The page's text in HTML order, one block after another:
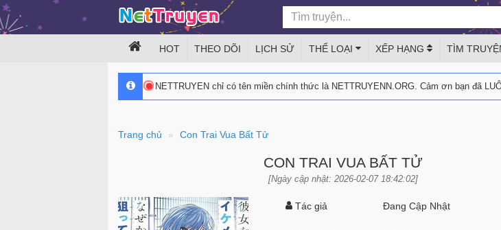
HOT THEO DÕI LỊCH SỬ THỂ LOẠI XẾP HẠNG TÌM
NETTRUYEN chỉ có tên miền chính thức là NETTRUYENN.ORG. Cảm ơn bạn đã
Trang chủ Con Trai Vua Bất Tử
CON TRAI VUA BẤT TỬ
[Ngày cập nhật: 2026-02-07 18:42:02]
Tác giả Đang Cập Nhật